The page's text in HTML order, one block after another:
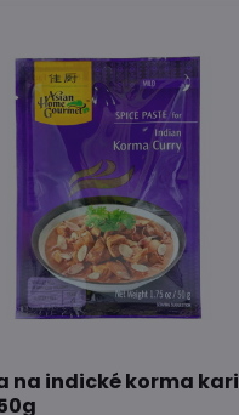
na indické korma kari